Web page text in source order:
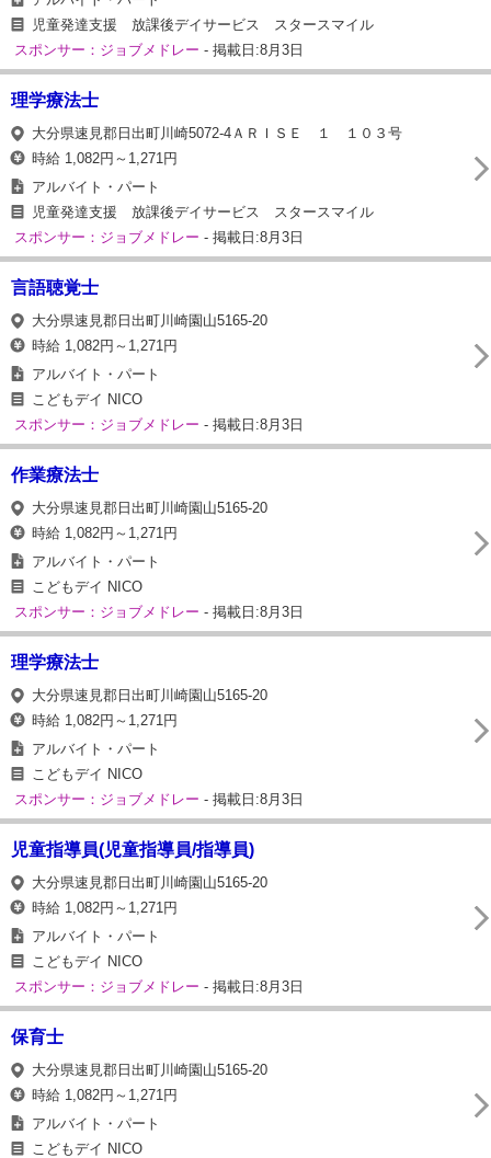
児童発達支援 放課後デイサービス スタースマイル
スポンサー：ジョブメドレー - 掲載日:8月3日
理学療法士
大分県速見郡日出町川崎5072-4ＡＲＩＳＥ １ １０３号
時給 1,082円～1,271円
アルバイト・パート
児童発達支援 放課後デイサービス スタースマイル
スポンサー：ジョブメドレー - 掲載日:8月3日
言語聴覚士
大分県速見郡日出町川崎園山5165-20
時給 1,082円～1,271円
アルバイト・パート
こどもデイ NICO
スポンサー：ジョブメドレー - 掲載日:8月3日
作業療法士
大分県速見郡日出町川崎園山5165-20
時給 1,082円～1,271円
アルバイト・パート
こどもデイ NICO
スポンサー：ジョブメドレー - 掲載日:8月3日
理学療法士
大分県速見郡日出町川崎園山5165-20
時給 1,082円～1,271円
アルバイト・パート
こどもデイ NICO
スポンサー：ジョブメドレー - 掲載日:8月3日
児童指導員(児童指導員/指導員)
大分県速見郡日出町川崎園山5165-20
時給 1,082円～1,271円
アルバイト・パート
こどもデイ NICO
スポンサー：ジョブメドレー - 掲載日:8月3日
保育士
大分県速見郡日出町川崎園山5165-20
時給 1,082円～1,271円
アルバイト・パート
こどもデイ NICO